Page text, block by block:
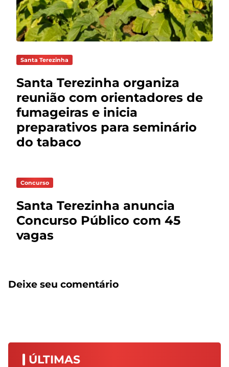
Santa Terezinha
Santa Terezinha organiza
reunião com orientadores de
fumageiras e inicia
preparativos para seminário
do tabaco
Concurso
Santa Terezinha anuncia
Concurso Público com 45
vagas
Deixe seu comentário
ÚLTIMAS